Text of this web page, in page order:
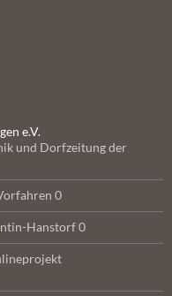
e.V.
und Dorfzeitung der
0
Hanstorf 0